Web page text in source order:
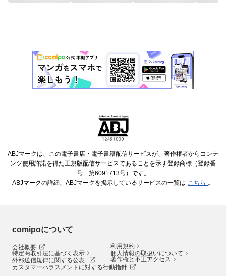
ABJマークは、この電子書店・電子書籍配信サービスが、著作権者からコンテ
ンツ使用許諾を得た正規版配信サービスであることを示す登録商標（登録番
号 第6091713号）です。
ABJマークの詳細、ABJマークを掲示しているサービスの一覧は こちら 。
comipoについて
会社概要
利用規約
特定商取引法に基づく表示
個人情報の取扱いについて
外部送信規律に関する公表
著作権と不正アクセス
カスタマーハラスメントに対する行動指針